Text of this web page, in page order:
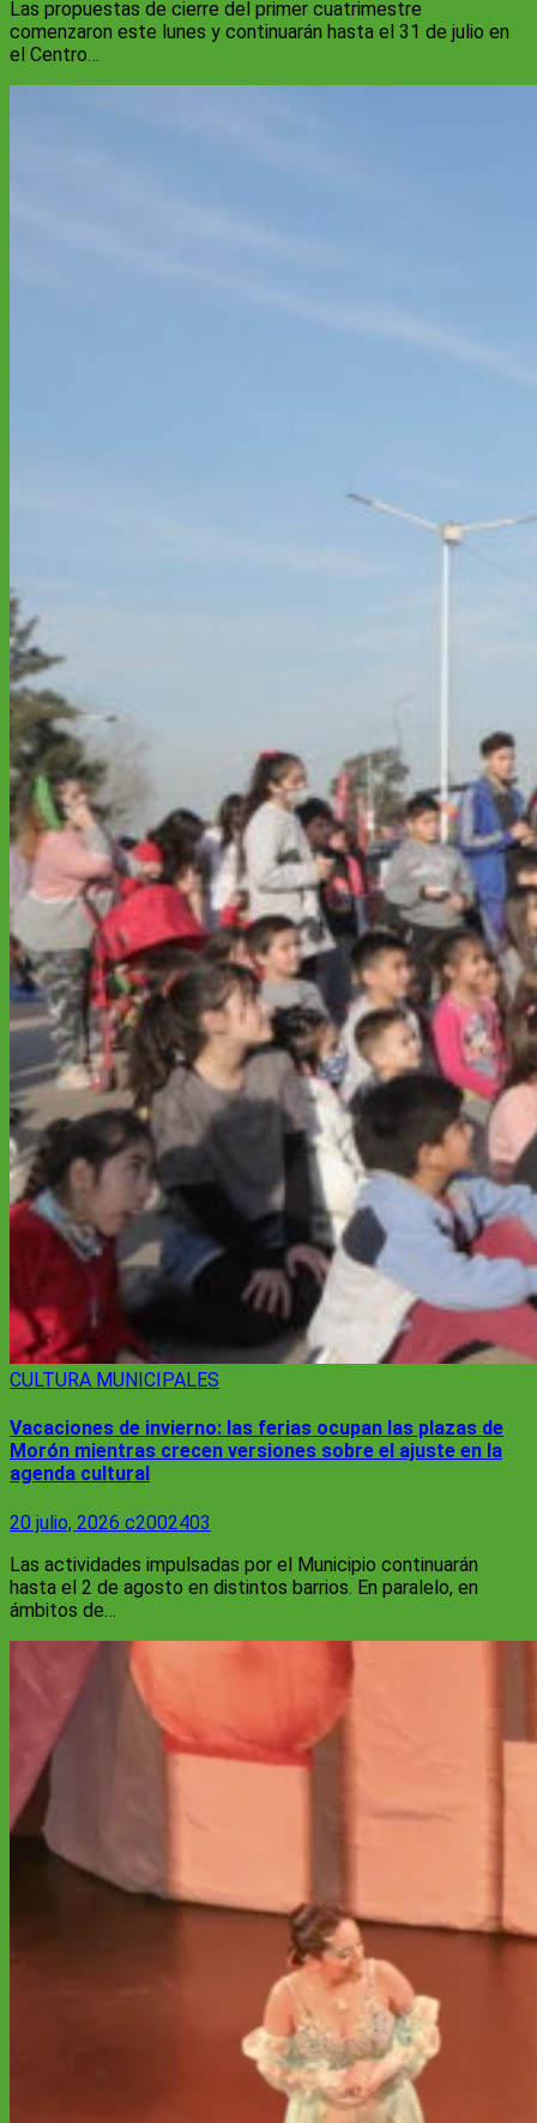
Las propuestas de cierre del primer cuatrimestre
comenzaron este lunes y continuarán hasta el 31 de julio en
el Centro…
CULTURA MUNICIPALES
Vacaciones de invierno: las ferias ocupan las plazas de
Morón mientras crecen versiones sobre el ajuste en la
agenda cultural
20 julio, 2026 c2002403
Las actividades impulsadas por el Municipio continuarán
hasta el 2 de agosto en distintos barrios. En paralelo, en
ámbitos de…